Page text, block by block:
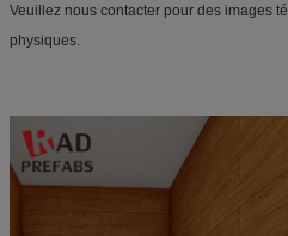
Veuillez nous contacter pour des images
physiques.